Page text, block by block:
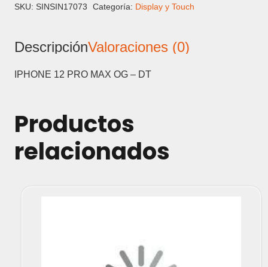
MAX
DISPLAY
TOUCH
SKU: SINSIN17073 Categoría: Display y Touch
DescripciónValoraciones (0)
IPHONE 12 PRO MAX OG – DT
Productos
relacionados